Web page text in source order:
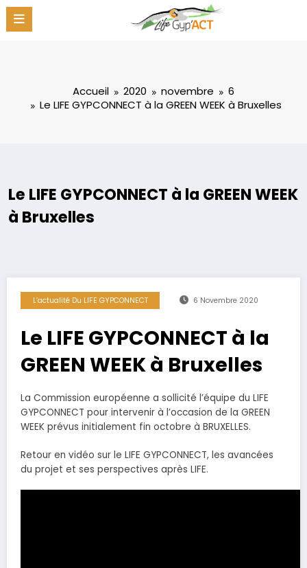
Aller
contenu
Accueil 2020 novembre
6
Le LIFE GYPCONNECT à la GREEN WEEK à Bruxelles
Le LIFE GYPCONNECT à la GREEN WEEK
à Bruxelles
L’actualité Du LIFE GYPCONNECT 6 Novembre 2020
Le LIFE GYPCONNECT à la
GREEN WEEK à Bruxelles
La Commission européenne a sollicité l’équipe du LIFE
GYPCONNECT pour intervenir à l’occasion de la GREEN
WEEK prévus initialement fin octobre à BRUXELLES.
Retour en vidéo sur le LIFE GYPCONNECT, les avancées
du projet et ses perspectives après LIFE.